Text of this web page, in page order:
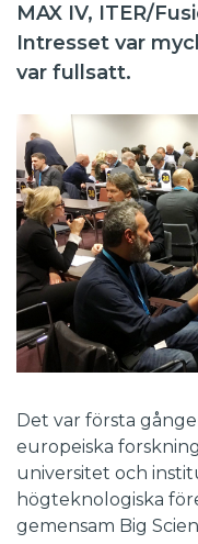
MAX IV, ITER/
Intresset var
var fullsatt.
Det var första
europeiska
universitet och
högteknologiska
gemensam Big